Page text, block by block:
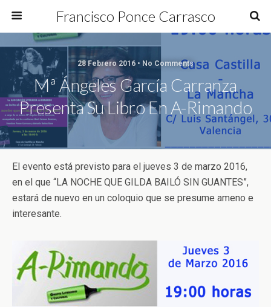
Francisco Ponce Carrasco
28 Febrero 2016 • No Comments
Mª Ángeles García Carranza
Presenta Su Libro En A-Rimando
El evento está previsto para el jueves 3 de marzo 2016,
en el que “LA NOCHE QUE GILDA BAILÓ SIN GUANTES”,
estará de nuevo en un coloquio que se presume ameno e
interesante.